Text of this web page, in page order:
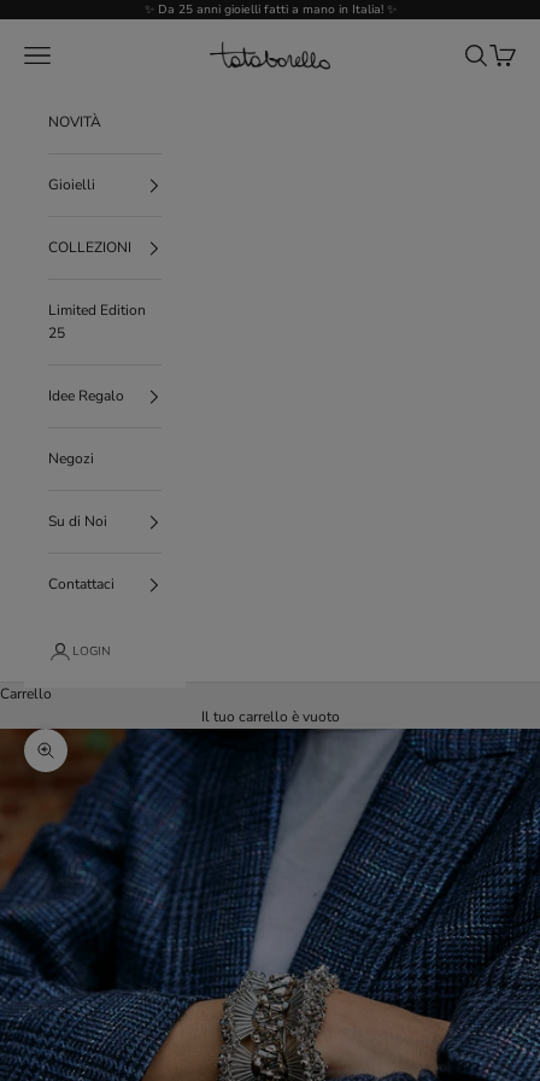
✨ Da 25 anni gioielli fatti a mano in Italia! ✨
Tataborello
Menù CercaCarrello
NOVITÀ
Gioielli
COLLEZIONI
Limited Edition
25
Idee Regalo
Negozi
Su di Noi
Contattaci
LOGIN
Carrello
Il tuo carrello è vuoto
Ingrandisci immagine